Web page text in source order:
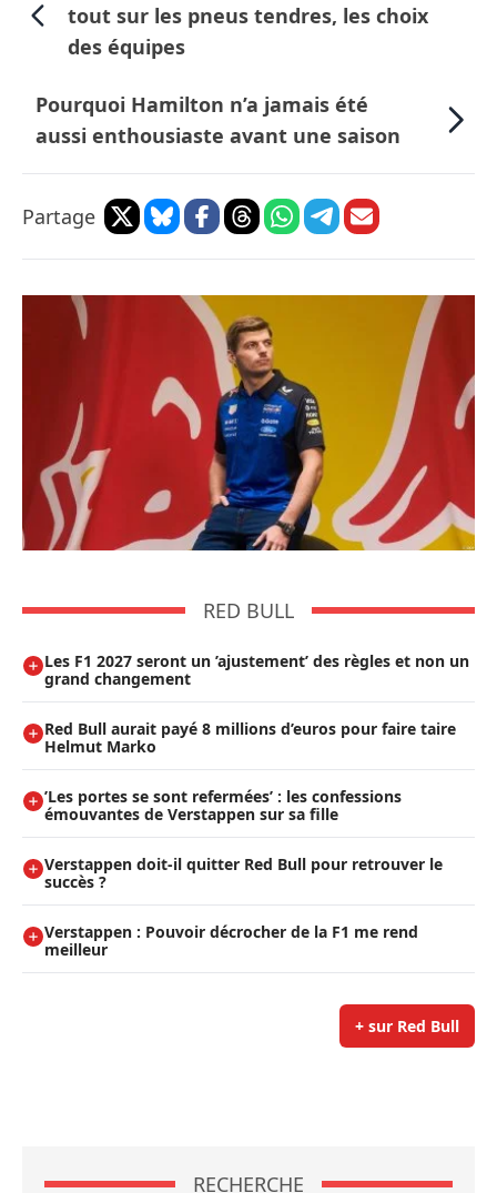
tout sur les pneus tendres, les choix
des équipes
Pourquoi Hamilton n’a jamais été
aussi enthousiaste avant une saison
Partage
RED BULL
Les F1 2027 seront un ’ajustement’ des règles et non un
grand changement
Red Bull aurait payé 8 millions d’euros pour faire taire
Helmut Marko
’Les portes se sont refermées’ : les confessions
émouvantes de Verstappen sur sa fille
Verstappen doit-il quitter Red Bull pour retrouver le
succès ?
Verstappen : Pouvoir décrocher de la F1 me rend
meilleur
+ sur Red Bull
RECHERCHE